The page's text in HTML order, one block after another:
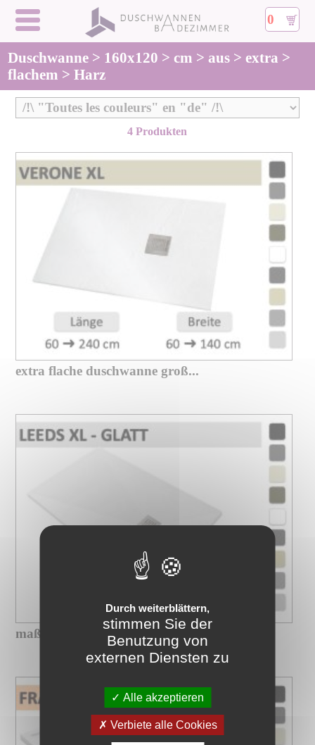
0
Duschwanne > 160x120 > cm > aus > extra >
flachem > Harz
4 Produkten
extra flache duschwanne groß...
maßgefertigte xxl-duschwanne mit...
Durch weiterblättern,
stimmen Sie der
Benutzung von
externen Diensten zu
Alle akzeptieren
Verbiete alle Cookies